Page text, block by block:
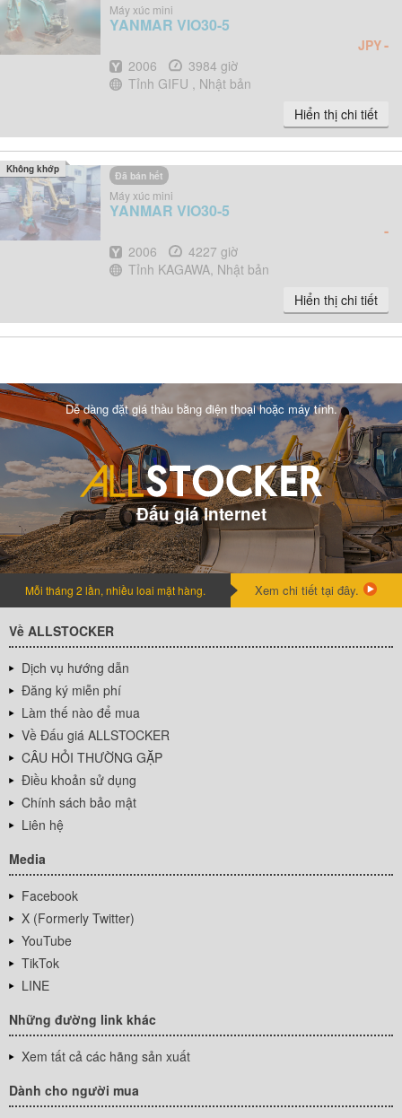
Máy xúc mini
YANMAR VIO30-5
JPY-
Năm
2006 Giờ
3984 giờ
Địa điểm
Tỉnh GIFU , Nhật bản
Hiển thị chi tiết
Đã bán hết
Máy xúc mini
YANMAR VIO30-5
-
Năm
2006 Giờ
4227 giờ
Địa điểm
Tỉnh KAGAWA, Nhật bản
Hiển thị chi tiết
Không khớp
Dễ dàng đặt giá thầu bằng điện thoại hoặc máy tính.
Đấu giá internet
Mỗi tháng 2 lần, nhiều loai mặt hàng. Xem chi tiết tại đây.
Về ALLSTOCKER
Dịch vụ hướng dẫn
Đăng ký miễn phí
Làm thế nào để mua
Về Đấu giá ALLSTOCKER
CÂU HỎI THƯỜNG GẶP
Điều khoản sử dụng
Chính sách bảo mật
Liên hệ
Media
Facebook
X (Formerly Twitter)
YouTube
TikTok
LINE
Những đường link khác
Xem tất cả các hãng sản xuất
Dành cho người mua